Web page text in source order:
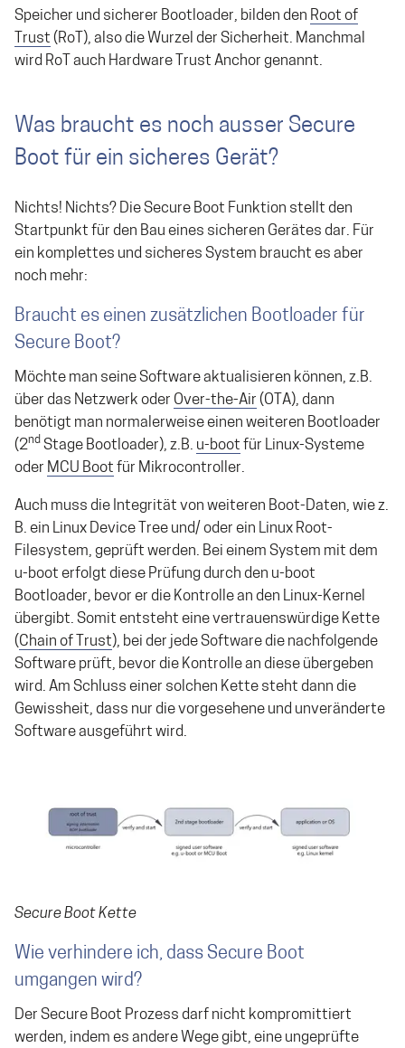
Speicher und sicherer Bootloader, bilden den Root of
Trust (RoT), also die Wurzel der Sicherheit. Manchmal
wird RoT auch Hardware Trust Anchor genannt.
Was braucht es noch ausser Secure
Boot für ein sicheres Gerät?
Nichts! Nichts? Die Secure Boot Funktion stellt den
Startpunkt für den Bau eines sicheren Gerätes dar. Für
ein komplettes und sicheres System braucht es aber
noch mehr:
Braucht es einen zusätzlichen Bootloader für
Secure Boot?
Möchte man seine Software aktualisieren können, z.B.
über das Netzwerk oder Over-the-Air (OTA), dann
benötigt man normalerweise einen weiteren Bootloader
(2nd Stage Bootloader), z.B. u-boot für Linux-Systeme
oder MCU Boot für Mikrocontroller.
Auch muss die Integrität von weiteren Boot-Daten, wie z.
B. ein Linux Device Tree und/ oder ein Linux Root-
Filesystem, geprüft werden. Bei einem System mit dem
u-boot erfolgt diese Prüfung durch den u-boot
Bootloader, bevor er die Kontrolle an den Linux-Kernel
übergibt. Somit entsteht eine vertrauenswürdige Kette
(Chain of Trust), bei der jede Software die nachfolgende
Software prüft, bevor die Kontrolle an diese übergeben
wird. Am Schluss einer solchen Kette steht dann die
Gewissheit, dass nur die vorgesehene und unveränderte
Software ausgeführt wird.
Secure Boot Kette
Wie verhindere ich, dass Secure Boot
umgangen wird?
Der Secure Boot Prozess darf nicht kompromittiert
werden, indem es andere Wege gibt, eine ungeprüfte